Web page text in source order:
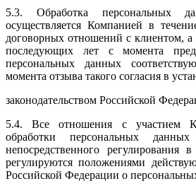
5.3. Обработка персональных
осуществляется Компанией в
договорных отношений с клиентом, а
последующих лет с момента
персональных данных
момента отзыва такого согласия в
законодательством Российской
5.4. Все отношения с участием
обработки персональных
непосредственного регулирования
регулируются положениями
Российской Федерации о